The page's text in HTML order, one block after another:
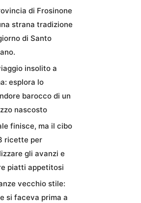
di Frosinone
strana tradizione
di Santo
insolito a
esplora lo
barocco di un
nascosto
finisce, ma il cibo
ricette per
gli avanzi e
piatti appetitosi
vecchio stile:
si faceva prima a